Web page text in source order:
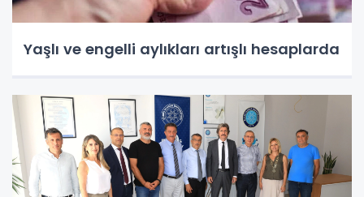
Yaşlı ve engelli aylıkları artışlı hesaplarda